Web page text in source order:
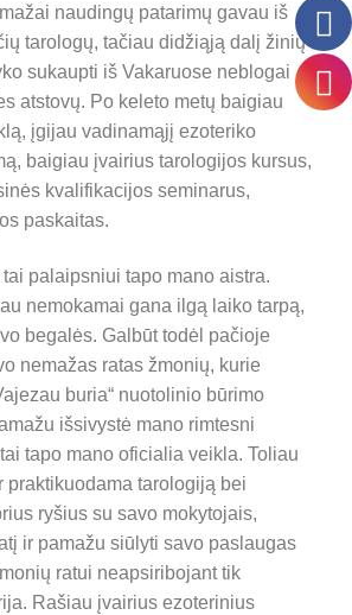
naudingų patarimų gavau iš
tarologų, tačiau didžiąją dalį žinių
sukaupti iš Vakaruose neblogai
atstovų. Po keleto metų baigiau
įgijau vadinamąjį ezoteriko
baigiau įvairius tarologijos kursus,
kvalifikacijos seminarus,
paskaitas.
palaipsniui tapo mano aistra.
nemokamai gana ilgą laiko tarpą,
begalės. Galbūt todėl pačioje
nemažas ratas žmonių, kurie
buria“ nuotolinio būrimo
išsivystė mano rimtesni
tapo mano oficialia veikla. Toliau
praktikuodama tarologiją bei
ryšius su savo mokytojais,
ir pamažu siūlyti savo paslaugas
ratui neapsiribojant tik
Rašiau įvairius ezoterinius